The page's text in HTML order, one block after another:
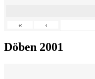
« ‹
Döben 2001